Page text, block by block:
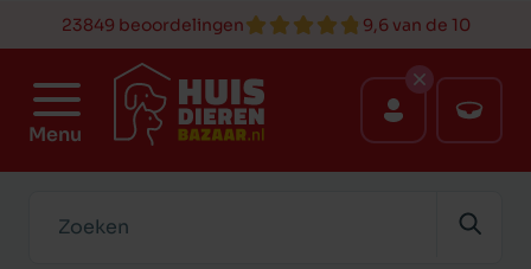
23849 beoordelingen 9,6 van de 10
Menu